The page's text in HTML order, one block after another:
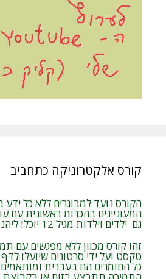
קורס אלקטרוניקה כתחביב
הקורס נועד למבוגרים ללא כל ידע
המעוניינים בהכרות ראשונית עם
גם ילדים וילדות מגיל 12 יוכלו ליהנות מרוב התכנים.
זהו קורס מכוון ללא מפגשים עם
טקסט ועל ידי סרטונים שיועלו
כל החומרים הם בעברית ומותאמים לגילאי